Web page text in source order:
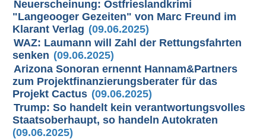
Neuerscheinung: Ostfrieslandkrimi
"Langeooger Gezeiten" von Marc Freund im
Klarant Verlag (09.06.2025)
WAZ: Laumann will Zahl der Rettungsfahrten
senken (09.06.2025)
Arizona Sonoran ernennt Hannam&Partners
zum Projektfinanzierungsberater für das
Projekt Cactus (09.06.2025)
Trump: So handelt kein verantwortungsvolles
Staatsoberhaupt, so handeln Autokraten
(09.06.2025)